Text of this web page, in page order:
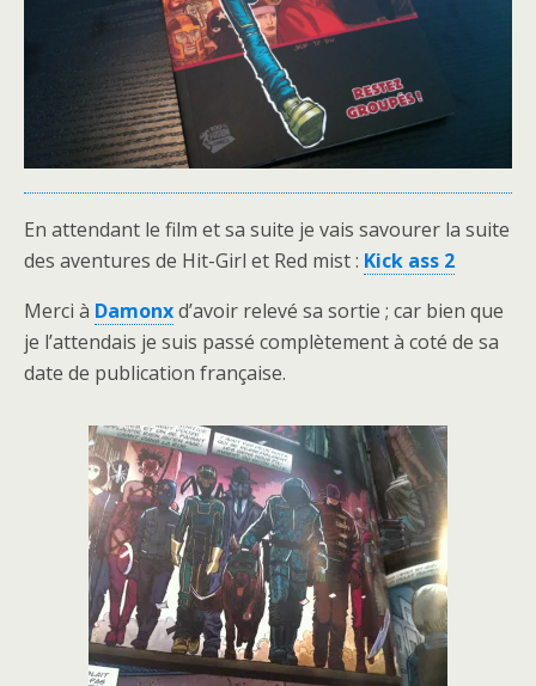
En attendant le film et sa suite je vais savourer la suite
des aventures de Hit-Girl et Red mist : Kick ass 2
Merci à Damonxd’avoir relevé sa sortie ; car bien que
je l’attendais je suis passé complètement à coté de sa
date de publication française.